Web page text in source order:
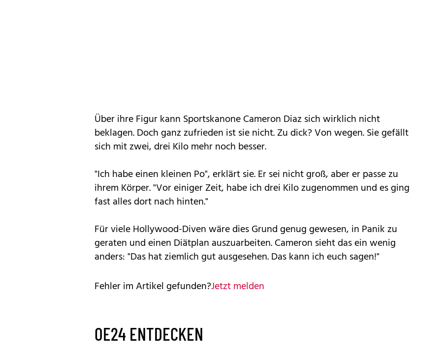
Über ihre Figur kann Sportskanone Cameron Diaz sich wirklich nicht
beklagen. Doch ganz zufrieden ist sie nicht. Zu dick? Von wegen. Sie gefällt
sich mit zwei, drei Kilo mehr noch besser.
"Ich habe einen kleinen Po", erklärt sie. Er sei nicht groß, aber er passe zu
ihrem Körper. "Vor einiger Zeit, habe ich drei Kilo zugenommen und es ging
fast alles dort nach hinten."
Für viele Hollywood-Diven wäre dies Grund genug gewesen, in Panik zu
geraten und einen Diätplan auszuarbeiten. Cameron sieht das ein wenig
anders: "Das hat ziemlich gut ausgesehen. Das kann ich euch sagen!"
Fehler im Artikel gefunden?Jetzt melden
OE24 ENTDECKEN